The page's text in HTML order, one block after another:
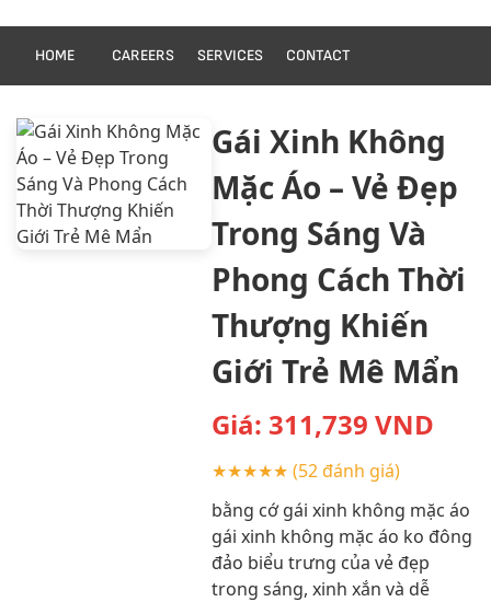
HOME CAREERS SERVICES CONTACT
Gái Xinh Không
Mặc Áo – Vẻ Đẹp
Trong Sáng Và
Phong Cách Thời
Thượng Khiến
Giới Trẻ Mê Mẩn
Giá: 311,739 VND
★★★★★ (52 đánh giá)
bằng cớ gái xinh không mặc áo
gái xinh không mặc áo ko đông
đảo biểu trưng của vẻ đẹp
trong sáng, xinh xắn và dễ